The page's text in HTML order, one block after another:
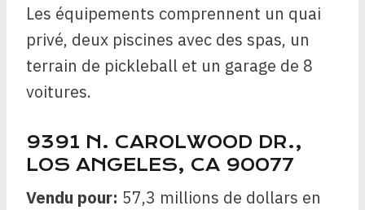
Les équipements comprennent un quai
privé, deux piscines avec des spas, un
terrain de pickleball et un garage de 8
voitures.
9391 N. CAROLWOOD DR.,
LOS ANGELES, CA 90077
Vendu pour: 57,3 millions de dollars en